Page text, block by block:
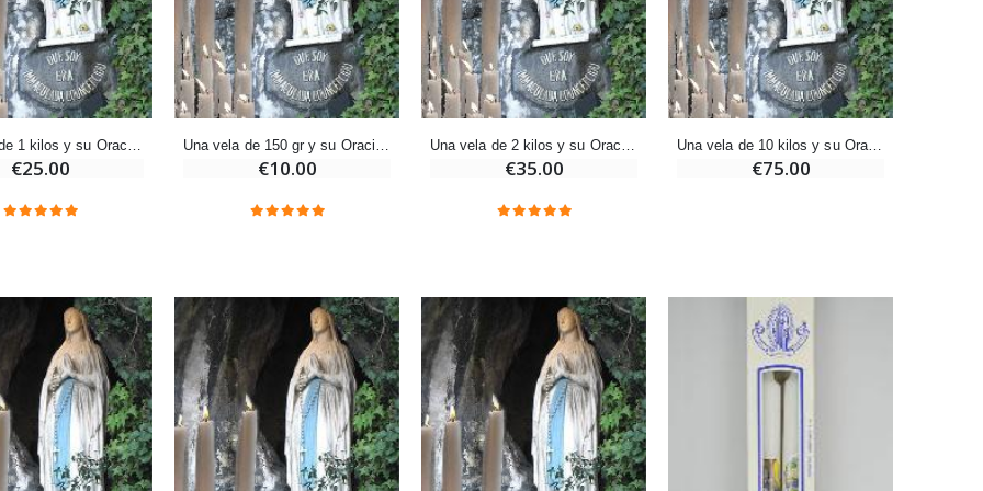
-25%
20 Velas de Novena Blanca
Vela de Novena para Sanación - 17,5 cm
€4.90
Medalla Milagrosa Rosa - 19 mm
€2.50
€23.00
-25%
20 Velas de Novena Blanca
€4.90
Una vela de 1 kilos y su Oración depositada en Lourdes
€25.00
Una vela de 150 gr y su Oración depositada en Lourdes
€10.00
Una vela de 2 kilos y su Oración depositada en Lourdes
€35.00
Una vela de 10 kilos y su Oración depositada en Lourdes
€75.00